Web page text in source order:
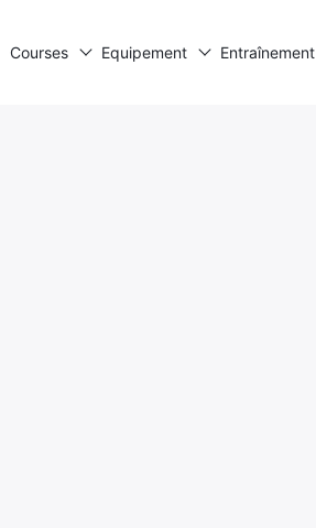
Courses Equipement Entraînement